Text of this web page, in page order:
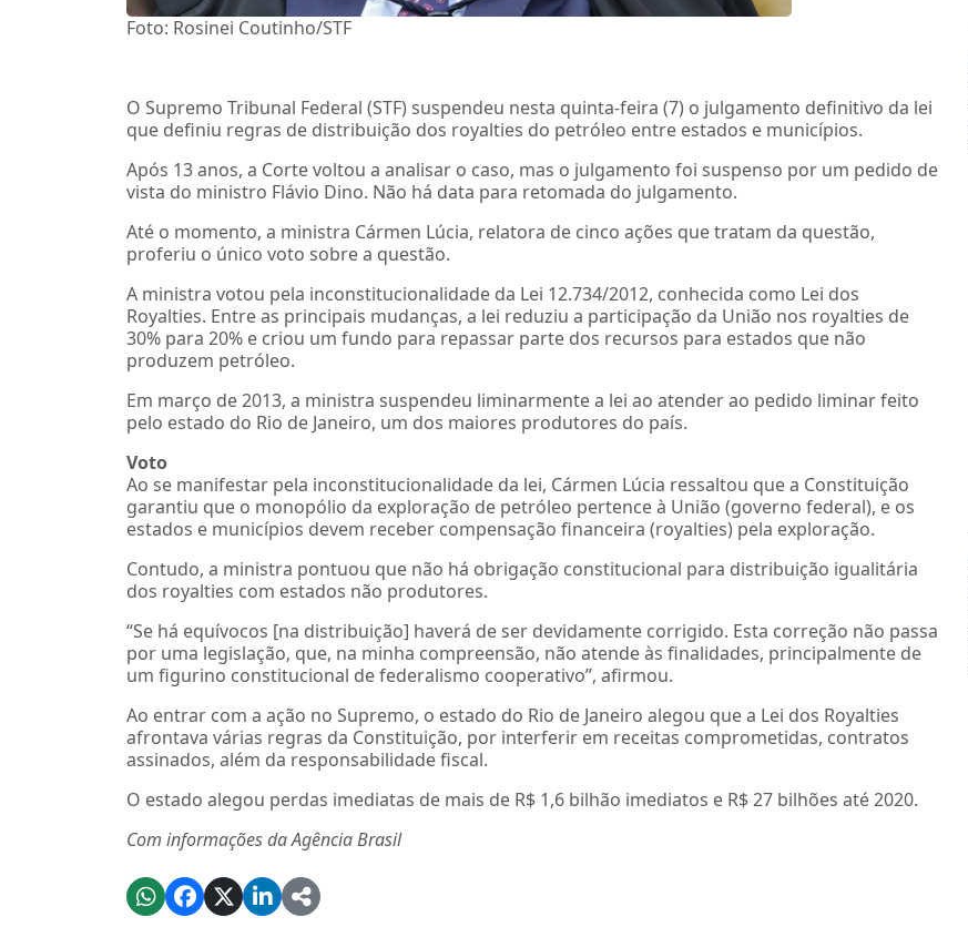
Foto: Rosinei Coutinho/STF
O Supremo Tribunal Federal (STF) suspendeu nesta quinta-feira (7) o julgamento definitivo da lei
que definiu regras de distribuição dos royalties do petróleo entre estados e municípios.
Após 13 anos, a Corte voltou a analisar o caso, mas o julgamento foi suspenso por um pedido de
vista do ministro Flávio Dino. Não há data para retomada do julgamento.
Até o momento, a ministra Cármen Lúcia, relatora de cinco ações que tratam da questão,
proferiu o único voto sobre a questão.
A ministra votou pela inconstitucionalidade da Lei 12.734/2012, conhecida como Lei dos
Royalties. Entre as principais mudanças, a lei reduziu a participação da União nos royalties de
30% para 20% e criou um fundo para repassar parte dos recursos para estados que não
produzem petróleo.
Em março de 2013, a ministra suspendeu liminarmente a lei ao atender ao pedido liminar feito
pelo estado do Rio de Janeiro, um dos maiores produtores do país.
Voto
Ao se manifestar pela inconstitucionalidade da lei, Cármen Lúcia ressaltou que a Constituição
garantiu que o monopólio da exploração de petróleo pertence à União (governo federal), e os
estados e municípios devem receber compensação financeira (royalties) pela exploração.
Contudo, a ministra pontuou que não há obrigação constitucional para distribuição igualitária
dos royalties com estados não produtores.
“Se há equívocos [na distribuição] haverá de ser devidamente corrigido. Esta correção não passa
por uma legislação, que, na minha compreensão, não atende às finalidades, principalmente de
um figurino constitucional de federalismo cooperativo”, afirmou.
Ao entrar com a ação no Supremo, o estado do Rio de Janeiro alegou que a Lei dos Royalties
afrontava várias regras da Constituição, por interferir em receitas comprometidas, contratos
assinados, além da responsabilidade fiscal.
O estado alegou perdas imediatas de mais de R$ 1,6 bilhão imediatos e R$ 27 bilhões até 2020.
Com informações da Agência Brasil